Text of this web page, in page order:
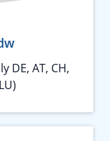
DE, AT, CH,